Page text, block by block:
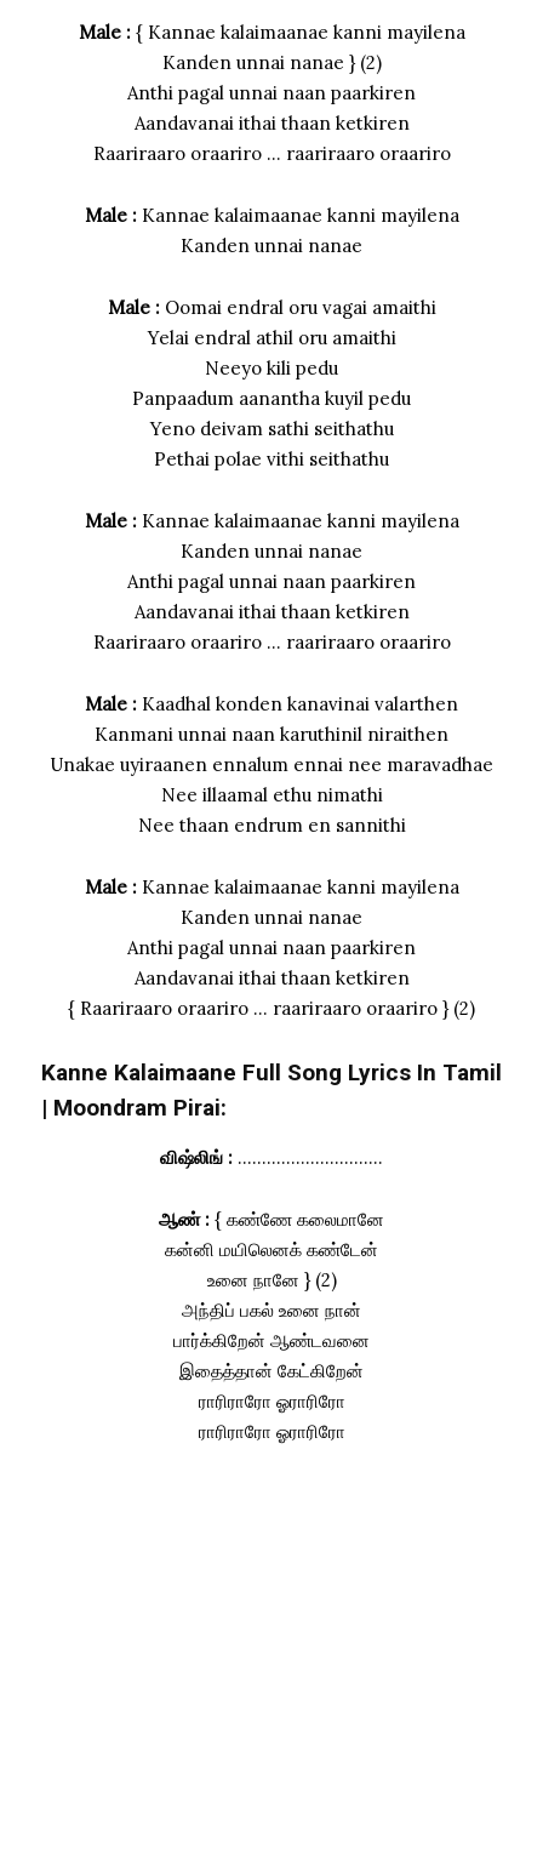
Male :{ Kannae kalaimaanae kanni mayilena
Kanden unnai nanae } (2)
Anthi pagal unnai naan paarkiren
Aandavanai ithai thaan ketkiren
Raariraaro oraariro … raariraaro oraariro
Male :Kannae kalaimaanae kanni mayilena
Kanden unnai nanae
Male :Oomai endral oru vagai amaithi
Yelai endral athil oru amaithi
Neeyo kili pedu
Panpaadum aanantha kuyil pedu
Yeno deivam sathi seithathu
Pethai polae vithi seithathu
Male :Kannae kalaimaanae kanni mayilena
Kanden unnai nanae
Anthi pagal unnai naan paarkiren
Aandavanai ithai thaan ketkiren
Raariraaro oraariro … raariraaro oraariro
Male : Kaadhal konden kanavinai valarthen
Kanmani unnai naan karuthinil niraithen
Unakae uyiraanen ennalum ennai nee maravadhae
Nee illaamal ethu nimathi
Nee thaan endrum en sannithi
Male :Kannae kalaimaanae kanni mayilena
Kanden unnai nanae
Anthi pagal unnai naan paarkiren
Aandavanai ithai thaan ketkiren
{ Raariraaro oraariro … raariraaro oraariro } (2)
Kanne Kalaimaane Full Song Lyrics In Tamil
| Moondram Pirai:
விஷ்லிங் : …………………………
ஆண் : { கண்ணே கலைமானே
கன்னி மயிலெனக் கண்டேன்
உனை நானே } (2)
அந்திப் பகல் உனை நான்
பார்க்கிறேன் ஆண்டவனை
இதைத்தான் கேட்கிறேன்
ராரிராரோ ஓராரிரோ
ராரிராரோ ஓராரிரோ